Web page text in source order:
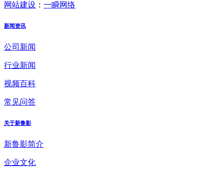
网站建设 ： 一瞬网络
新闻资讯
公司新闻
行业新闻
视频百科
常见问答
关于新鲁影
新鲁影简介
企业文化